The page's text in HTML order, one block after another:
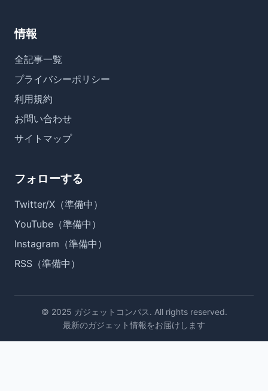
情報
全記事一覧
プライバシーポリシー
利用規約
お問い合わせ
サイトマップ
フォローする
Twitter/X（準備中）
YouTube（準備中）
Instagram（準備中）
RSS（準備中）
© 2025 ガジェットコンパス. All rights reserved.
最新のガジェット情報をお届けします